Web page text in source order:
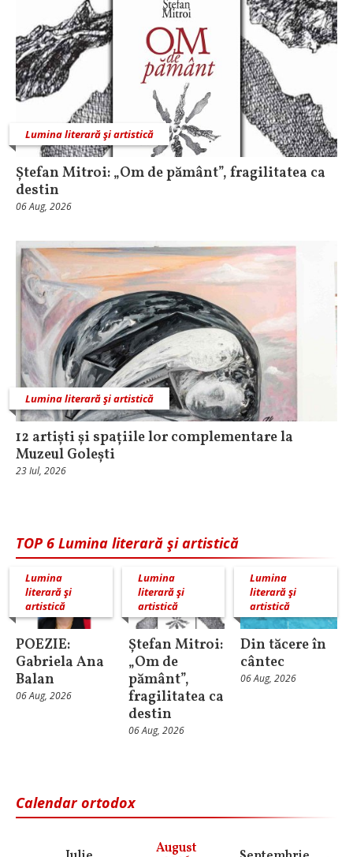
Lumina literară şi artistică
Ștefan Mitroi: „Om de pământ”, fragilitatea ca
destin
06 Aug, 2026
Lumina literară şi artistică
12 artiști și spațiile lor complementare la
Muzeul Golești
23 Iul, 2026
TOP 6 Lumina literară şi artistică
Lumina
literară şi
artistică
POEZIE:
Gabriela Ana
Balan
06 Aug, 2026
Lumina
literară şi
artistică
Ștefan Mitroi:
„Om de
pământ”,
fragilitatea ca
destin
06 Aug, 2026
Lumina
literară şi
artistică
Din tăcere în
cântec
06 Aug, 2026
Calendar ortodox
August